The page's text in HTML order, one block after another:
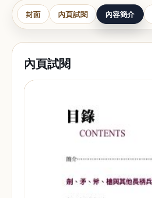
封面 內頁試閱 內容簡介
內頁試閱